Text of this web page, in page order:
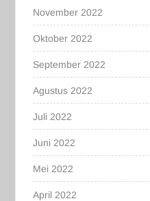
November 2022
Oktober 2022
September 2022
Agustus 2022
Juli 2022
Juni 2022
Mei 2022
April 2022